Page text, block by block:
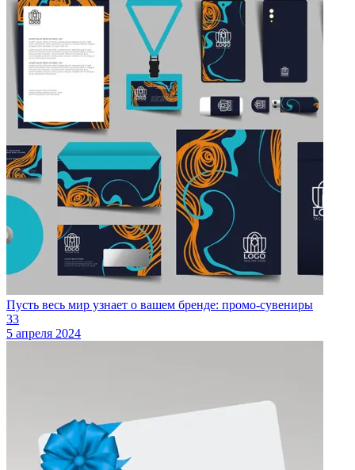
Пусть весь мир узнает о вашем бренде: промо-сувениры
33
5 апреля 2024